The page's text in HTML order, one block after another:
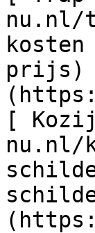
nu.nl/
prijs)
[
nu.nl/